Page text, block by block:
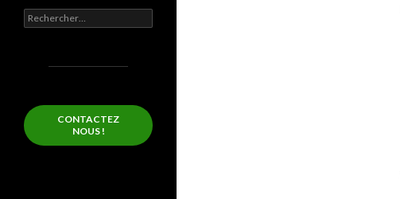
Rechercher :
CONTACTEZ
NOUS !